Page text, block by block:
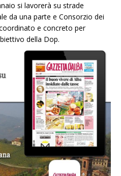
si lavorerà su strade
da una parte e Consorzio dei
e concreto per
della Dop.